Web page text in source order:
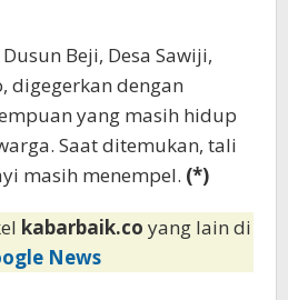
Beji, Desa Sawiji,
digegerkan dengan
yang masih hidup
Saat ditemukan, tali
masih menempel. (*)
kabarbaik.co yang lain di
News